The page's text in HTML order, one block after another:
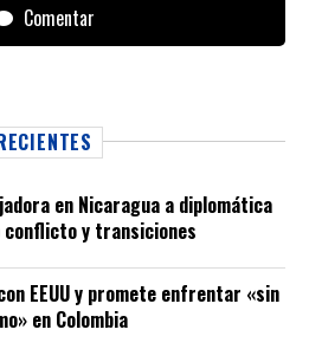
Comentar
en Nicaragua a diplomática
conflicto y transiciones
EEUU y promete enfrentar «sin
en Colombia